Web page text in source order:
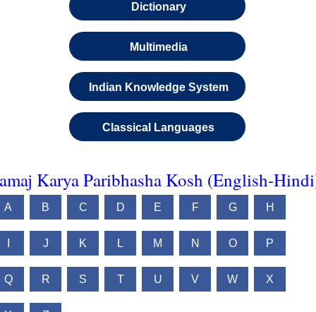
Dictionary
Multimedia
Indian Knowledge System
Classical Languages
Karya Paribhasha Kosh (English-
A B C D E F G H
J K L M N O P
Q R S T U V W X